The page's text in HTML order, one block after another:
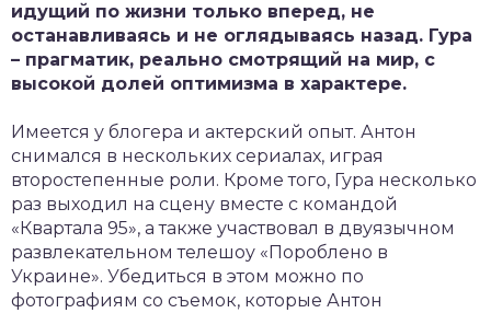
идущий по жизни только вперед, не
останавливаясь и не оглядываясь назад. Гура
– прагматик, реально смотрящий на мир, с
высокой долей оптимизма в характере.
Имеется у блогера и актерский опыт. Антон
снимался в нескольких сериалах, играя
второстепенные роли. Кроме того, Гура несколько
раз выходил на сцену вместе с командой
«Квартала 95», а также участвовал в двуязычном
развлекательном телешоу «Пороблено в
Украине». Убедиться в этом можно по
фотографиям со съемок, которые Антон